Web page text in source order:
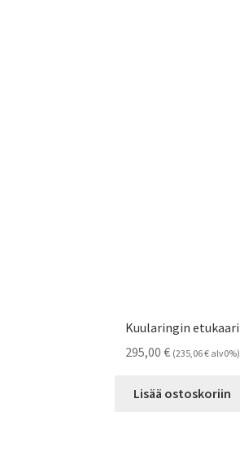
Kuularingin etukaari
295,00 € (235,06€alv0%)
Lisää ostoskoriin